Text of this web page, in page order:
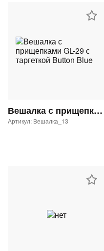
Вешалка с прищепками GL-29 с таргеткой Button Blue
Артикул: Вешалка_13